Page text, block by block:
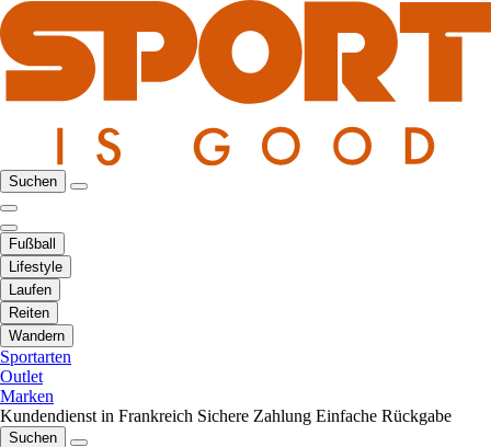
Suchen
Fußball
Lifestyle
Laufen
Reiten
Wandern
Sportarten
Outlet
Marken
Kundendienst in Frankreich Sichere Zahlung Einfache Rückgabe
Suchen